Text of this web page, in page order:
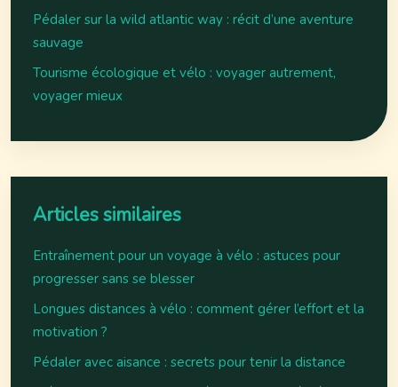
Pédaler sur la wild atlantic way : récit d’une aventure
sauvage
Tourisme écologique et vélo : voyager autrement,
voyager mieux
Articles similaires
Entraînement pour un voyage à vélo : astuces pour
progresser sans se blesser
Longues distances à vélo : comment gérer l’effort et la
motivation ?
Pédaler avec aisance : secrets pour tenir la distance